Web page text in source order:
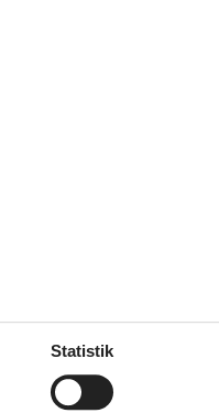
6
Parasol
Statistik